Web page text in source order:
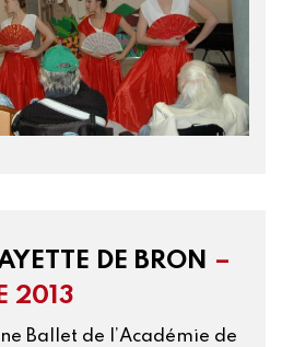
DE BRON –
2013
Ballet de l’Académie de